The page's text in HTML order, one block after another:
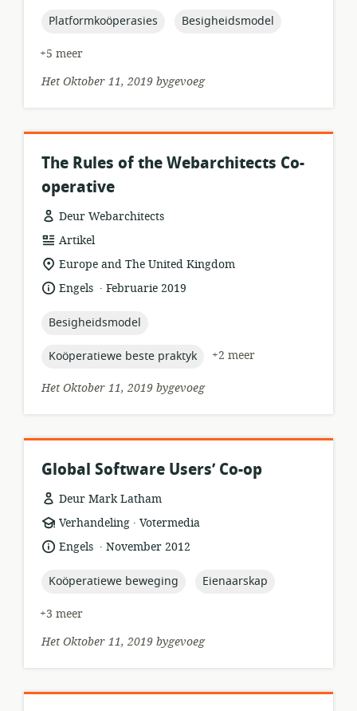
topic:
Platformkoöperasies topic:
Besigheidsmodel
+5 meer
Het Oktober 11, 2019 bygevoeg
The Rules of the Webarchitects Co-
operative
Deur Webarchitects
hulpbronformaat:
Artikel
ligging
van
relevansie:
Europe and The United Kingdom
taal:Engels .
datumFebruarie 2019
topic:
Besigheidsmodel
topic:
Koöperatiewe beste praktyk
+2 meer
Het Oktober 11, 2019 bygevoeg
Global Software Users’ Co-op
Deur Mark Latham
hulpbronformaat:
Verhandeling .
uitgewer:
Votermedia
taal:Engels .
datumNovember 2012
topic:
Koöperatiewe beweging topic:
Eienaarskap
+3 meer
Het Oktober 11, 2019 bygevoeg